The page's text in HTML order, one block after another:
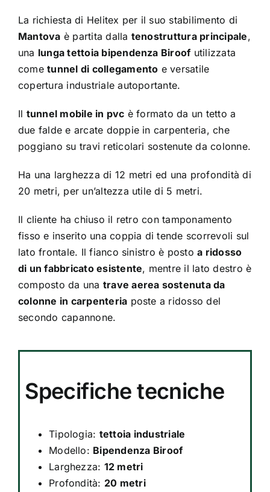
La richiesta di Helitex per il suo stabilimento di
Mantova è partita dalla tenostruttura principale,
una lunga tettoia bipendenza Biroofutilizzata
cometunnel di collegamento e versatile
copertura industriale autoportante.
Il tunnel mobile in pvc è formato da un tetto a
due falde e arcate doppie in carpenteria, che
poggiano su travi reticolari sostenute da colonne.
Ha una larghezza di 12 metri ed una profondità di
20 metri, per un’altezza utile di 5 metri.
Il cliente ha chiuso il retro con tamponamento
fisso e inserito una coppia di tende scorrevoli sul
lato frontale. Il fianco sinistro è postoa ridosso
di un fabbricato esistente, mentre il lato destro è
composto da una trave aerea sostenuta da
colonne in carpenteria poste a ridosso del
secondo capannone.
Specifiche tecniche
Tipologia: tettoia industriale
Modello: Bipendenza Biroof
Larghezza: 12 metri
Profondità: 20 metri